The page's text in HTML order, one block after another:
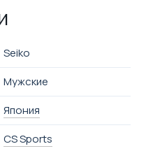
Seiko
Мужские
Япония
CS Sports